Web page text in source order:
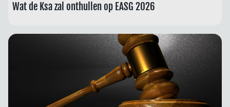
Wat de Ksa zal onthullen op EASG 2026